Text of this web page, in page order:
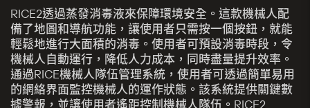
RICE2透過蒸發消毒液來保障環境安全。這款機械人配
備了地圖和導航功能，讓使用者只需按一個按鈕，就能
輕鬆地進行大面積的消毒。使用者可預設消毒時段，令
機械人自動運行，降低人力成本，同時盡量提升效率。
通過RICE機械人隊伍管理系統，使用者可透過簡單易用
的網絡界面監控機械人的運作狀態。該系統提供關鍵數
據警報，並讓使用者遙距控制機械人隊伍。RICE2